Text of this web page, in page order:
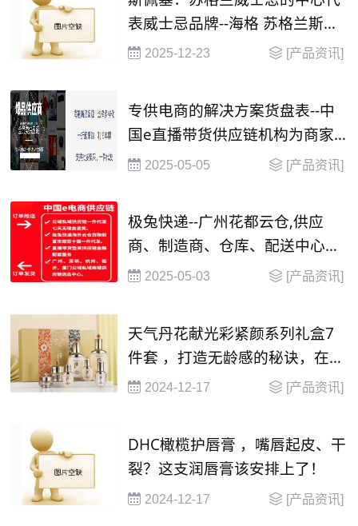
表威士忌品牌--海格 苏格兰斯佩
塞单一麦芽威士忌
2025-12-23 [产品资讯]
专供电商的解决方案货盘表--中
国e直播带货供应链机构为商家
提供2025-05-05 [产品资讯]
极兔快递--广州花都云仓,供应
商、制造商、仓库、配送中心和
渠道商等构成的物流网络，还整
2025-05-03 [产品资讯]
天气丹花献光彩紧颜系列礼盒7
件套 ，打造无龄感的秘诀，在这
里！2024-12-17 [产品资讯]
​DHC橄榄护唇膏 ，嘴唇起皮、干
裂？这支润唇膏该安排上了！
2024-12-17 [产品资讯]